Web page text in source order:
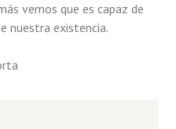
vemos que es capaz de
nuestra existencia.